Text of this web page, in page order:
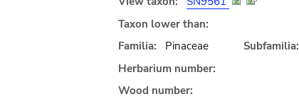
Taxon lower than:
Familia:
Pinaceae
Subfamilia:
Herbarium number:
Wood number: